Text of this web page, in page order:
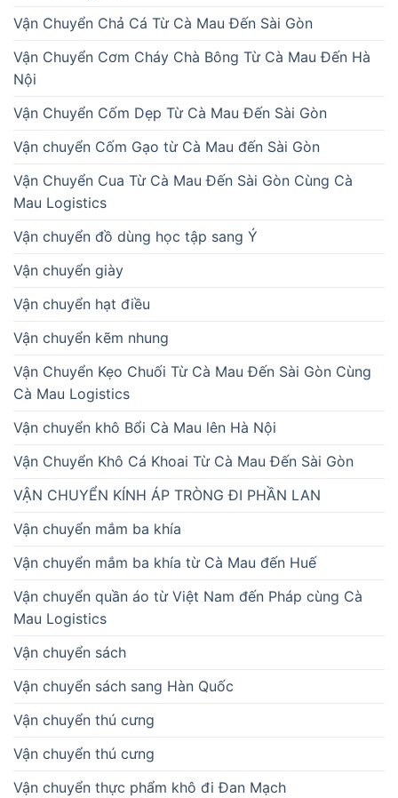
Vận Chuyển Chả Cá Từ Cà Mau Đến Sài Gòn
Vận Chuyển Cơm Cháy Chà Bông Từ Cà Mau Đến Hà
Nội
Vận Chuyển Cốm Dẹp Từ Cà Mau Đến Sài Gòn
Vận chuyển Cốm Gạo từ Cà Mau đến Sài Gòn
Vận Chuyển Cua Từ Cà Mau Đến Sài Gòn Cùng Cà
Mau Logistics
Vận chuyển đồ dùng học tập sang Ý
Vận chuyển giày
Vận chuyển hạt điều
Vận chuyển kẽm nhung
Vận Chuyển Kẹo Chuối Từ Cà Mau Đến Sài Gòn Cùng
Cà Mau Logistics
Vận chuyển khô Bổi Cà Mau lên Hà Nội
Vận Chuyển Khô Cá Khoai Từ Cà Mau Đến Sài Gòn
VẬN CHUYỂN KÍNH ÁP TRÒNG ĐI PHẦN LAN
Vận chuyển mắm ba khía
Vận chuyển mắm ba khía từ Cà Mau đến Huế
Vận chuyển quần áo từ Việt Nam đến Pháp cùng Cà
Mau Logistics
Vận chuyển sách
Vận chuyển sách sang Hàn Quốc
Vận chuyển thú cưng
Vận chuyển thú cưng
Vận chuyển thực phẩm khô đi Đan Mạch